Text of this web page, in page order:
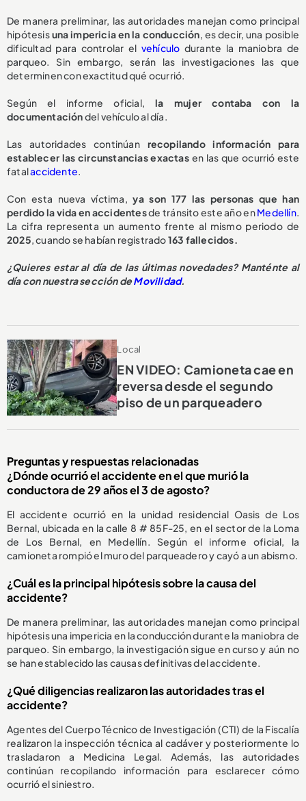
De manera preliminar, las autoridades manejan como principal
hipótesisuna impericia en la conducción, es decir, una posible
dificultad para controlar el vehículo durante la maniobra de
parqueo. Sin embargo, serán las investigaciones las que
determinen con exactitud qué ocurrió.
Según el informe oficial,la mujer contaba con la
documentacióndel vehículo al día.
Las autoridades continúan recopilando información para
establecer las circunstancias exactasen las que ocurrió este
fatalaccidente.
Con esta nueva víctima,ya son 177 las personas que han
perdido la vida en accidentesde tránsito este año enMedellín.
La cifra representa un aumento frente al mismo periodo de
2025, cuando se habían registrado163 fallecidos.
¿Quieres estar al día de las últimas novedades? Manténte al
día con nuestra sección deMovilidad.
Local
EN VIDEO: Camioneta cae en
reversa desde el segundo
piso de un parqueadero
Preguntas y respuestas relacionadas
¿Dónde ocurrió el accidente en el que murió la
conductora de 29 años el 3 de agosto?
El accidente ocurrió en la unidad residencial Oasis de Los
Bernal, ubicada en la calle 8 # 85F-25, en el sector de la Loma
de Los Bernal, en Medellín. Según el informe oficial, la
camioneta rompió el muro del parqueadero y cayó a un abismo.
¿Cuál es la principal hipótesis sobre la causa del
accidente?
De manera preliminar, las autoridades manejan como principal
hipótesis una impericia en la conducción durante la maniobra de
parqueo. Sin embargo, la investigación sigue en curso y aún no
se han establecido las causas definitivas del accidente.
¿Qué diligencias realizaron las autoridades tras el
accidente?
Agentes del Cuerpo Técnico de Investigación (CTI) de la Fiscalía
realizaron la inspección técnica al cadáver y posteriormente lo
trasladaron a Medicina Legal. Además, las autoridades
continúan recopilando información para esclarecer cómo
ocurrió el siniestro.